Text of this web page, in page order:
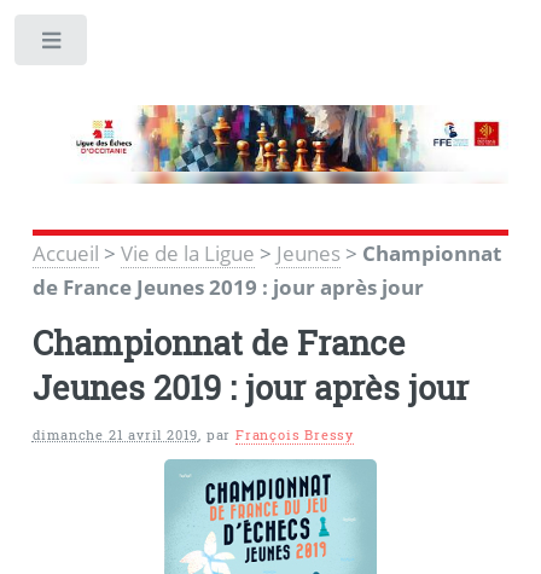
Accueil > Vie de la Ligue > Jeunes> Championnat
de France Jeunes 2019 : jour après jour
Championnat de France
Jeunes 2019 : jour après jour
dimanche 21 avril 2019, parFrançois Bressy